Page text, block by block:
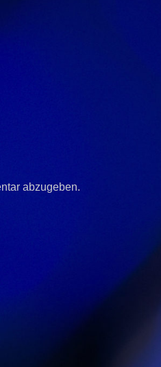
abzugeben.